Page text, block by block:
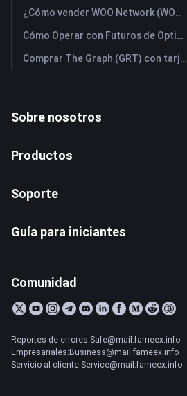
¿Cómo vender WOO Network (WOO)? | FameEX
Cómo Operar con Futuros de Optimism (OP): Una Guía Completa para Principiantes
Comprar The Graph (GRT) con tarjeta de crédito o débito instantáneamente
Sobre nosotros
Productos
Soporte
Guía para iniciantes
Comunidad
Reportes de errores:Safe@mail.fameex.info
Empresariales:Business@mail.fameex.info
Servicio al cliente:Service@mail.fameex.info